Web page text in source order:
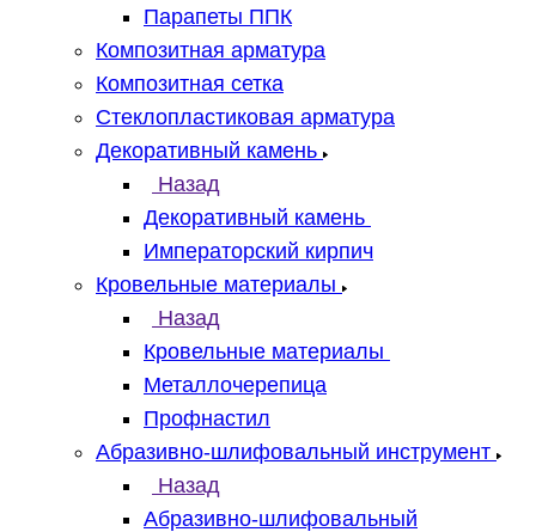
Парапеты ППК
Композитная арматура
Композитная сетка
Стеклопластиковая арматура
Декоративный камень
Назад
Декоративный камень
Императорский кирпич
Кровельные материалы
Назад
Кровельные материалы
Металлочерепица
Профнастил
Абразивно-шлифовальный инструмент
Назад
Абразивно-шлифовальный